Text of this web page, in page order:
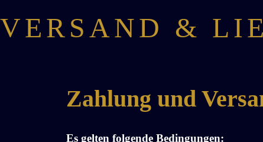
VERSAND &
Zahlung und
Es gelten folgende Bedingungen: